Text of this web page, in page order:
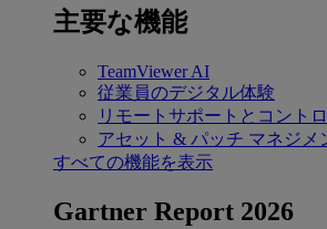
主要な機能
TeamViewer AI
従業員のデジタル体験
リモートサポートとコント
アセット & パッチ マネジメ
すべての機能を表示
Gartner Report 2026